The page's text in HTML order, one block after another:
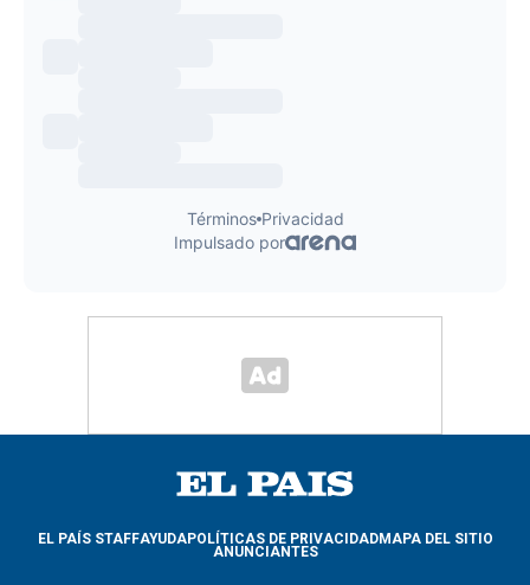
EL PAÍS STAFFAYUDAPOLÍTICAS DE PRIVACIDADMAPA DEL SITIO
ANUNCIANTES